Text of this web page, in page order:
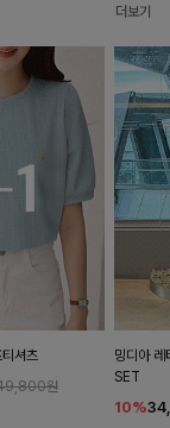
더보기
셔츠
원
밍디아 레
SET
10%